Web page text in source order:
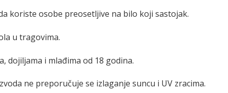
koriste osobe preosetljive na bilo koji sastojak.
u tragovima.
dojiljama i mlađima od 18 godina.
ne preporučuje se izlaganje suncu i UV zracima.